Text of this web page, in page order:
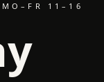
11–16